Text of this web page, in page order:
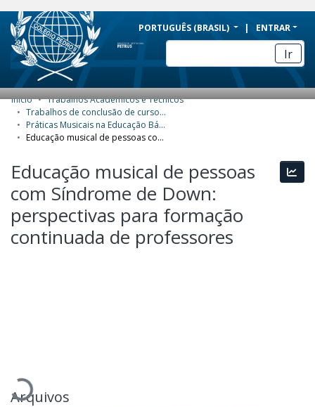
BRAZIL
Simplifique!
Comunica BR
Participe
Acesso à informação
Legislação
PORTUGUÊS (BRASIL) ENTRAR
Ir
COMUNIDADES E COLEÇÕES
NAVEGAR
ESTATÍSTICAS
SOBRE
Início
Trabalhos Acadêmicos e Técnicos
Trabalhos de conclusão de curso de Especialização
Práticas Musicais na Educação Básica
Educação musical de pessoas com Síndrome de Down: perspectivas para formação continuada de professores
Educação musical de pessoas
com Síndrome de Down:
perspectivas para formação
continuada de professores
Carregando...
Arquivos